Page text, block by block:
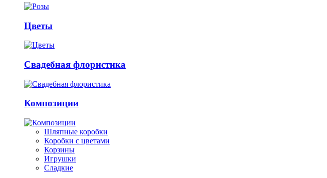
Цветы
Свадебная флористика
Композиции
Шляпные коробки
Коробки с цветами
Корзины
Игрушки
Сладкие